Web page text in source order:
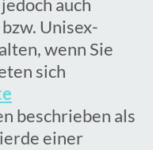
auch
Unisex-
wenn Sie
sich
beschrieben als
einer